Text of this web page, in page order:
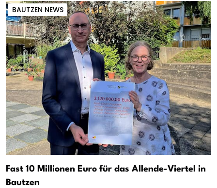
BAUTZEN NEWS
Fast 10 Millionen Euro für das Allende-Viertel in
Bautzen